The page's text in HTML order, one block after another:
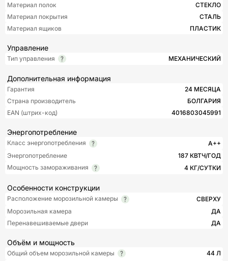
Материал полок
СТЕКЛО
Материал покрытия
СТАЛЬ
Материал ящиков
ПЛАСТИК
Управление
Тип управления МЕХАНИЧЕСКИЙ
Дополнительная информация
Гарантия
24 МЕСЯЦА
Страна производитель
БОЛГАРИЯ
EAN (штрих-код)
4016803045991
Энергопотребление
Класс энергопотребления
A++
Энергопотребление
187 КВТЧ/ГОД
Мощность замораживания
4 КГ/СУТКИ
Особенности конструкции
Расположение морозильной камеры
СВЕРХУ
Морозильная камера
ДА
Перенавешиваемые двери
ДА
Объём и мощность
Общий объем морозильной камеры
44 Л